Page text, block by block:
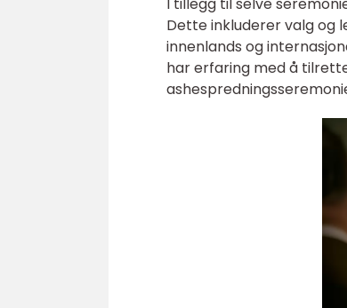
Dette inkluderer valg og
innenlands og
har erfaring med å